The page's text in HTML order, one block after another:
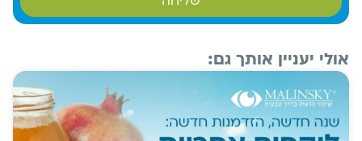
אולי יעניין אותך גם: